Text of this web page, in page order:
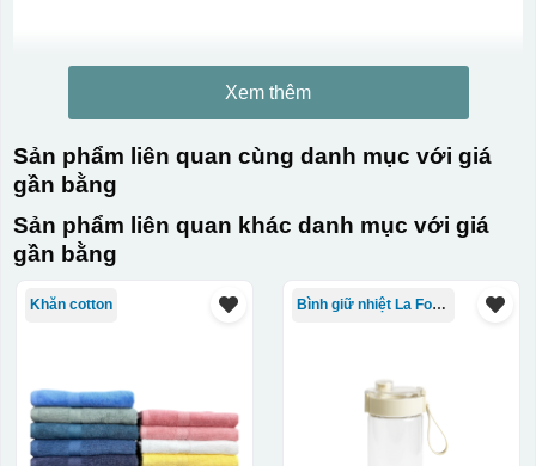
Xem thêm
Sản phẩm liên quan cùng danh mục với giá
gần bằng
Sản phẩm liên quan khác danh mục với giá
gần bằng
Khăn cotton Bình giữ nhiệt La Fonte